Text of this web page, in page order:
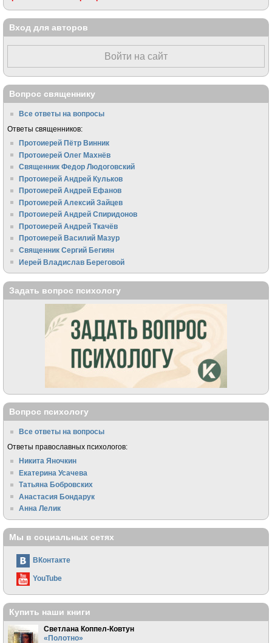
Вход для авторов
Войти на сайт
Вопрос священнику
Все ответы на вопросы
Ответы священников:
Протоиерей Пётр Винник
Протоиерей Олег Махнёв
Священник Федор Людоговский
Протоиерей Андрей Кульков
Протоиерей Андрей Ефанов
Протоиерей Алексий Зайцев
Протоиерей Андрей Спиридонов
Протоиерей Андрей Ткачёв
Протоиерей Василий Мазур
Священник Сергий Бегиян
Иерей Владислав Береговой
Задать вопрос психологу
Вопрос психологу
Все ответы на вопросы
Ответы православных психологов:
Никита Яночкин
Екатерина Усачева
Татьяна Бобровских
Анастасия Бондарук
Анна Лелик
Мы в социальных сетях
ВКонтакте
YouTube
Купить наши книги
Светлана Коппел-Ковтун
«Полотно»